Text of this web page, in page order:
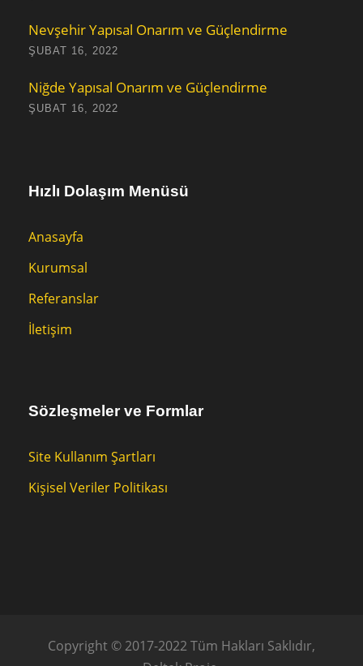
Nevşehir Yapısal Onarım ve Güçlendirme
ŞUBAT 16, 2022
Niğde Yapısal Onarım ve Güçlendirme
ŞUBAT 16, 2022
Hızlı Dolaşım Menüsü
Anasayfa
Kurumsal
Referanslar
İletişim
Sözleşmeler ve Formlar
Site Kullanım Şartları
Kişisel Veriler Politikası
Copyright © 2017-2022 Tüm Hakları Saklıdır,